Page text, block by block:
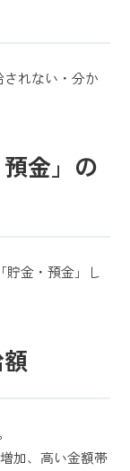
されない・分か
金」の
金・預金」し
加、高い金額帯